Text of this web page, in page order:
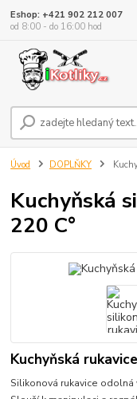
Eshop: +421 902 212 007
od 8:00 - do 16:00 hod
Úvod DOPLŇKY
Kuchyňská
220 C°
Kuchyňská
Silikonová rukavice odolná